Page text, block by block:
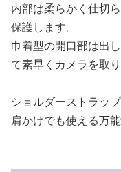
内部は柔らかく仕切
保護します。
巾着型の開口部は出
て素早くカメラを取
ショルダーストラッ
肩かけでも使える万